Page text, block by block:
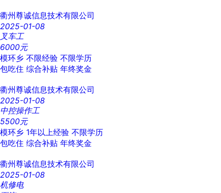
衢州尊诚信息技术有限公司
2025-01-08
叉车工
6000元
模环乡 不限经验 不限学历
包吃住 综合补贴 年终奖金
衢州尊诚信息技术有限公司
2025-01-08
中控操作工
5500元
模环乡 1年以上经验 不限学历
包吃住 综合补贴 年终奖金
衢州尊诚信息技术有限公司
2025-01-08
机修电